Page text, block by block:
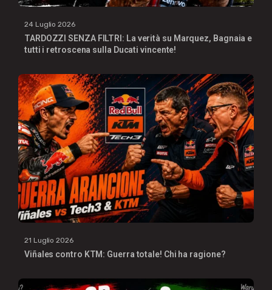
24 Luglio 2026
TARDOZZI SENZA FILTRI: La verità su Marquez, Bagnaia e
tutti i retroscena sulla Ducati vincente!
21 Luglio 2026
Viñales contro KTM: Guerra totale! Chi ha ragione?